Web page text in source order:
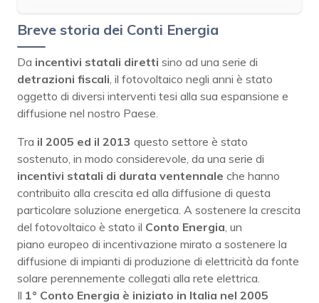
Breve storia dei Conti Energia
Da incentivi statali diretti sino ad una serie di
detrazioni fiscali, il fotovoltaico negli anni è stato
oggetto di diversi interventi tesi alla sua espansione e
diffusione nel nostro Paese.
Tra il 2005 ed il 2013 questo settore è stato
sostenuto, in modo considerevole, da una serie di
incentivi statali di durata ventennale che hanno
contribuito alla crescita ed alla diffusione di questa
particolare soluzione energetica. A sostenere la crescita
del fotovoltaico è stato il Conto Energia, un
piano europeo di incentivazione mirato a sostenere la
diffusione di impianti di produzione di elettricità da fonte
solare perennemente collegati alla rete elettrica.
Il 1° Conto Energia è iniziato in Italia nel 2005